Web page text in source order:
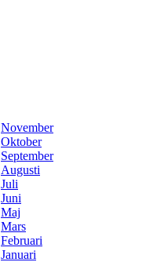
November
Oktober
September
Augusti
Juli
Juni
Maj
Mars
Februari
Januari